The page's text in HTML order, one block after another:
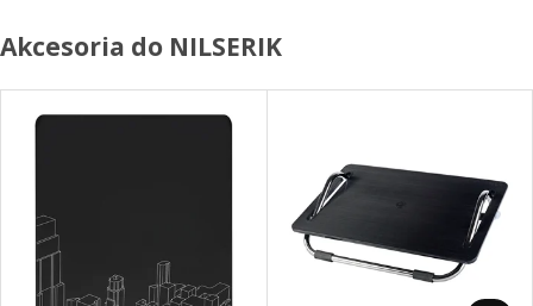
Akcesoria do NILSERIK